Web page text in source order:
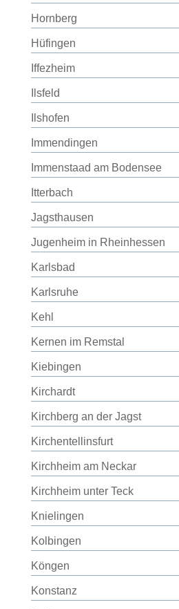
Hornberg
Hüfingen
Iffezheim
Ilsfeld
Ilshofen
Immendingen
Immenstaad am Bodensee
Itterbach
Jagsthausen
Jugenheim in Rheinhessen
Karlsbad
Karlsruhe
Kehl
Kernen im Remstal
Kiebingen
Kirchardt
Kirchberg an der Jagst
Kirchentellinsfurt
Kirchheim am Neckar
Kirchheim unter Teck
Knielingen
Kolbingen
Köngen
Konstanz